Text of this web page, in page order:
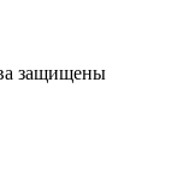
защищены